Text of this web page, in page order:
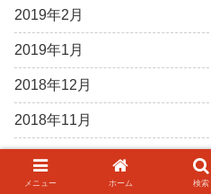
2019年2月
2019年1月
2018年12月
2018年11月
カテゴリー
メニュー ホーム 検索